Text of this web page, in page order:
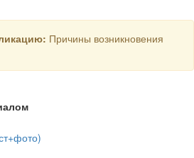
Причины возникновения